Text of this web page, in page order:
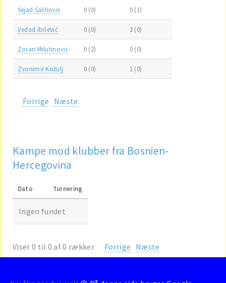
Sejad Salihovic 0 (0) 0 (1)
Vedad Ibišević 0 (0) 2 (0)
Zoran Milutinovic 0 (2) 0 (0)
Zvonimir Kožulj 0 (0) 1 (0)
Forrige Næste
Kampe mod klubber fra Bosnien-
Hercegovina
Dato Turnering
Ingen fundet
Viser 0 til 0 af 0 rækker Forrige Næste